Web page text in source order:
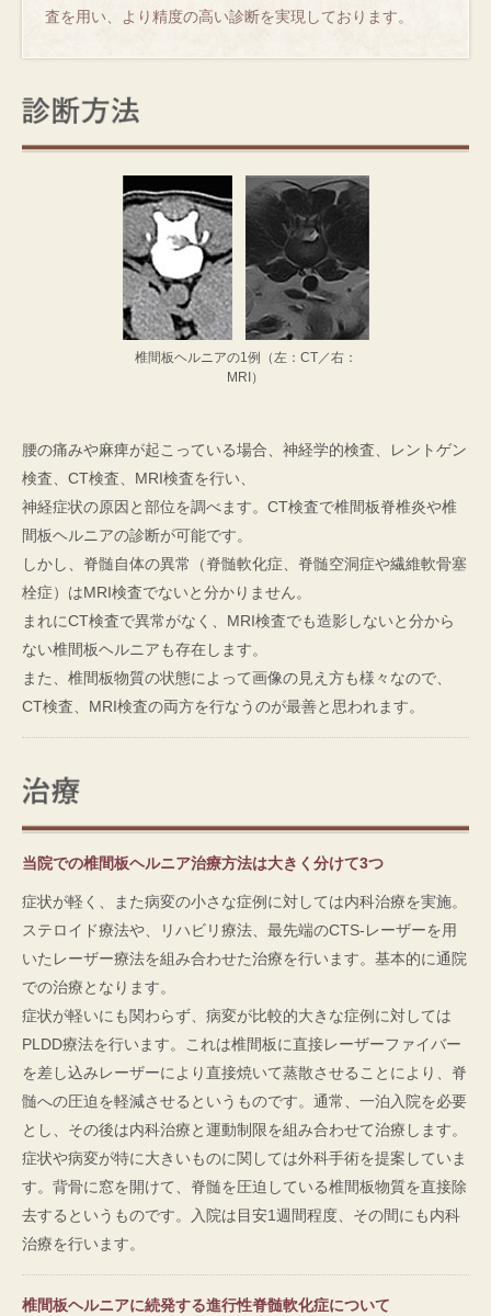
査を用い、より精度の高い診断を実現しております。
椎間板ヘルニアの1例（左：CT／右：
MRI）
腰の痛みや麻痺が起こっている場合、神経学的検査、レントゲン
検査、CT検査、MRI検査を行い、
神経症状の原因と部位を調べます。CT検査で椎間板脊椎炎や椎
間板ヘルニアの診断が可能です。
しかし、脊髄自体の異常（脊髄軟化症、脊髄空洞症や繊維軟骨塞
栓症）はMRI検査でないと分かりません。
まれにCT検査で異常がなく、MRI検査でも造影しないと分から
ない椎間板ヘルニアも存在します。
また、椎間板物質の状態によって画像の見え方も様々なので、
CT検査、MRI検査の両方を行なうのが最善と思われます。
当院での椎間板ヘルニア治療方法は大きく分けて3つ
症状が軽く、また病変の小さな症例に対しては内科治療を実施。
ステロイド療法や、リハビリ療法、最先端のCTS-レーザーを用
いたレーザー療法を組み合わせた治療を行います。基本的に通院
での治療となります。
症状が軽いにも関わらず、病変が比較的大きな症例に対しては
PLDD療法を行います。これは椎間板に直接レーザーファイバー
を差し込みレーザーにより直接焼いて蒸散させることにより、脊
髄への圧迫を軽減させるというものです。通常、一泊入院を必要
とし、その後は内科治療と運動制限を組み合わせて治療します。
症状や病変が特に大きいものに関しては外科手術を提案していま
す。背骨に窓を開けて、脊髄を圧迫している椎間板物質を直接除
去するというものです。入院は目安1週間程度、その間にも内科
治療を行います。
椎間板ヘルニアに続発する進行性脊髄軟化症について